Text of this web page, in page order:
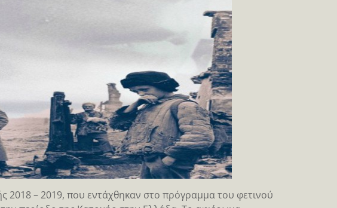
2018 – 2019, που εντάχθηκαν στο πρόγραμμα του φετινού